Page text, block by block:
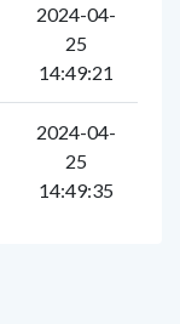
2024-04-
25
14:49:21
2024-04-
25
14:49:35